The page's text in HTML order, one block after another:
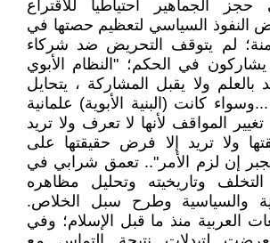
الجماهير احتياطيا للاقتراع
النفوذ السياسي لتعظيم حصتها في
لم يتوقف التحريض ضد شركاء
في الحكم؛ "النظام الأبوي
ولا يقبل المشاركة ، يتحايل
كانت (البنية الأبوية) علمانية
تغيير المواقف لأنها لا تعرف ولا تريد
ولا تريد إلا فرض حقيقتها على
إن لزم الأمر".. تعمق شرابي في
وتاريخيته وتحليل مظاهره
والسياسية وطرح سبل الخلاص.
العربية منذ ما قبل الإسلام؛ وفي